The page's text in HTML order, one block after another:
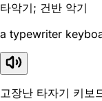
타악기; 건반 악기
a typewriter
고장난 타자기 키보